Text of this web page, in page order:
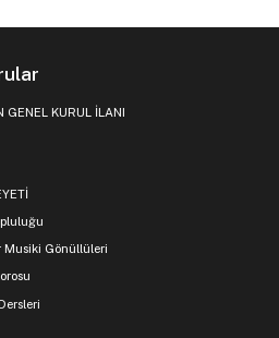
GENEL KURUL İLANI
Musiki Gönüllüleri